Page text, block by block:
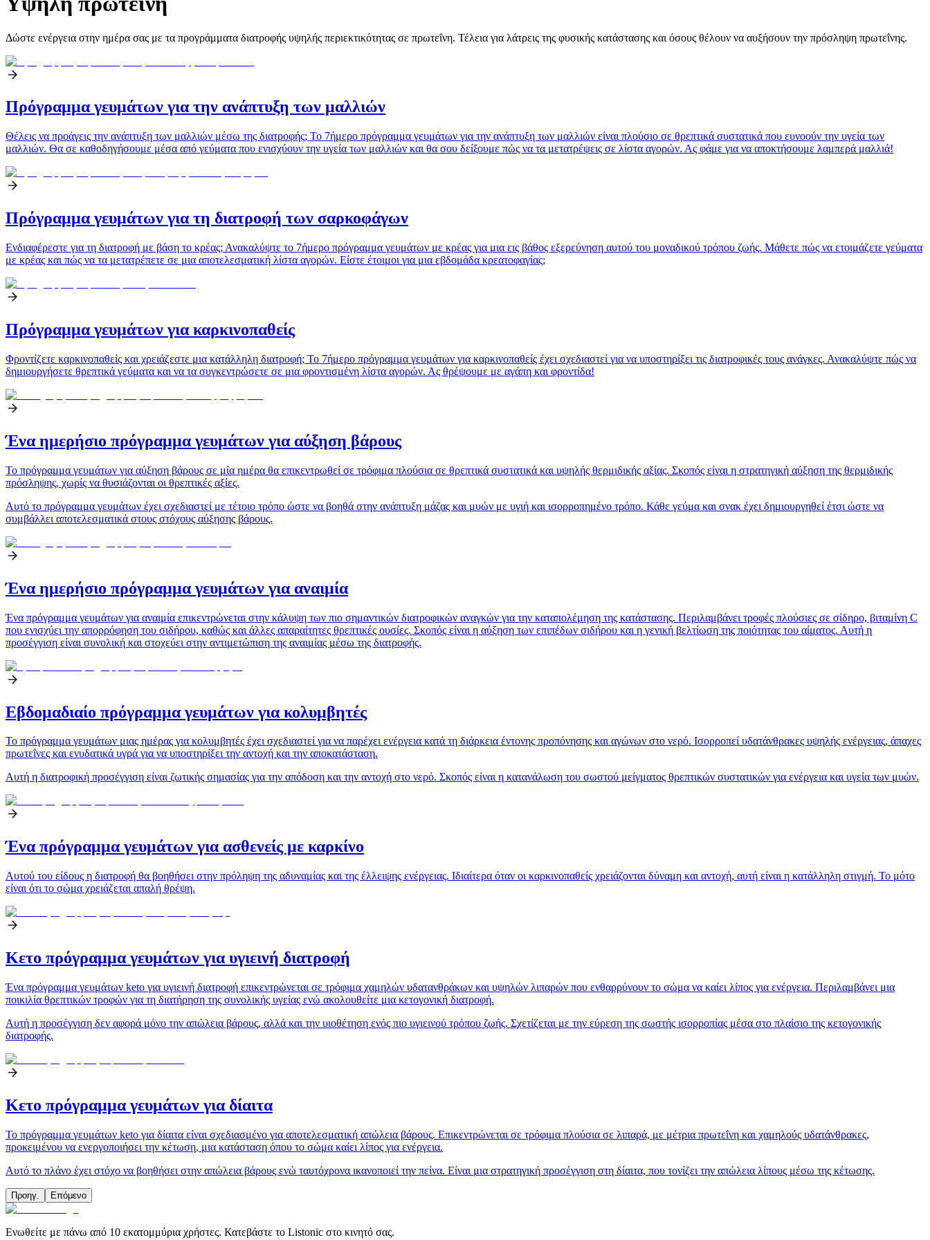
Δώστε ενέργεια στην ημέρα σας με τα προγράμματα διατροφής υψηλής περιεκτικότητας σε πρωτεΐνη. Τέλεια για λάτρεις της φυσικής κατάστασης και όσους θέλουν να αυξήσουν την πρόσληψη πρωτεΐνης.
Πρόγραμμα γευμάτων για την ανάπτυξη των μαλλιών
Θέλεις να προάγεις την ανάπτυξη των μαλλιών μέσω της διατροφής; Το 7ήμερο πρόγραμμα γευμάτων για την ανάπτυξη των μαλλιών είναι πλούσιο σε θρεπτικά συστατικά που ευνοούν την υγεία των
μαλλιών. Θα σε καθοδηγήσουμε μέσα από γεύματα που ενισχύουν την υγεία των μαλλιών και θα σου δείξουμε πώς να τα μετατρέψεις σε λίστα αγορών. Ας φάμε για να αποκτήσουμε λαμπερά μαλλιά!
Πρόγραμμα γευμάτων για τη διατροφή των σαρκοφάγων
Ενδιαφέρεστε για τη διατροφή με βάση το κρέας; Ανακαλύψτε το 7ήμερο πρόγραμμα γευμάτων με κρέας για μια εις βάθος εξερεύνηση αυτού του μοναδικού τρόπου ζωής. Μάθετε πώς να ετοιμάζετε γεύματα
με κρέας και πώς να τα μετατρέπετε σε μια αποτελεσματική λίστα αγορών. Είστε έτοιμοι για μια εβδομάδα κρεατοφαγίας;
Πρόγραμμα γευμάτων για καρκινοπαθείς
Φροντίζετε καρκινοπαθείς και χρειάζεστε μια κατάλληλη διατροφή; Το 7ήμερο πρόγραμμα γευμάτων για καρκινοπαθείς έχει σχεδιαστεί για να υποστηρίξει τις διατροφικές τους ανάγκες. Ανακαλύψτε πώς να
δημιουργήσετε θρεπτικά γεύματα και να τα συγκεντρώσετε σε μια φροντισμένη λίστα αγορών. Ας θρέψουμε με αγάπη και φροντίδα!
Ένα ημερήσιο πρόγραμμα γευμάτων για αύξηση βάρους
Το πρόγραμμα γευμάτων για αύξηση βάρους σε μία ημέρα θα επικεντρωθεί σε τρόφιμα πλούσια σε θρεπτικά συστατικά και υψηλής θερμιδικής αξίας. Σκοπός είναι η στρατηγική αύξηση της θερμιδικής
πρόσληψης, χωρίς να θυσιάζονται οι θρεπτικές αξίες.
Αυτό το πρόγραμμα γευμάτων έχει σχεδιαστεί με τέτοιο τρόπο ώστε να βοηθά στην ανάπτυξη μάζας και μυών με υγιή και ισορροπημένο τρόπο. Κάθε γεύμα και σνακ έχει δημιουργηθεί έτσι ώστε να
συμβάλλει αποτελεσματικά στους στόχους αύξησης βάρους.
Ένα ημερήσιο πρόγραμμα γευμάτων για αναιμία
Ένα πρόγραμμα γευμάτων για αναιμία επικεντρώνεται στην κάλυψη των πιο σημαντικών διατροφικών αναγκών για την καταπολέμηση της κατάστασης. Περιλαμβάνει τροφές πλούσιες σε σίδηρο, βιταμίνη C
που ενισχύει την απορρόφηση του σιδήρου, καθώς και άλλες απαραίτητες θρεπτικές ουσίες. Σκοπός είναι η αύξηση των επιπέδων σιδήρου και η γενική βελτίωση της ποιότητας του αίματος. Αυτή η
προσέγγιση είναι συνολική και στοχεύει στην αντιμετώπιση της αναιμίας μέσω της διατροφής.
Εβδομαδιαίο πρόγραμμα γευμάτων για κολυμβητές
Το πρόγραμμα γευμάτων μιας ημέρας για κολυμβητές έχει σχεδιαστεί για να παρέχει ενέργεια κατά τη διάρκεια έντονης προπόνησης και αγώνων στο νερό. Ισορροπεί υδατάνθρακες υψηλής ενέργειας, άπαχες
πρωτεΐνες και ενυδατικά υγρά για να υποστηρίξει την αντοχή και την αποκατάσταση.
Αυτή η διατροφική προσέγγιση είναι ζωτικής σημασίας για την απόδοση και την αντοχή στο νερό. Σκοπός είναι η κατανάλωση του σωστού μείγματος θρεπτικών συστατικών για ενέργεια και υγεία των μυών.
Ένα πρόγραμμα γευμάτων για ασθενείς με καρκίνο
Αυτού του είδους η διατροφή θα βοηθήσει στην πρόληψη της αδυναμίας και της έλλειψης ενέργειας. Ιδιαίτερα όταν οι καρκινοπαθείς χρειάζονται δύναμη και αντοχή, αυτή είναι η κατάλληλη στιγμή. Το μότο
είναι ότι το σώμα χρειάζεται απαλή θρέψη.
Κετο πρόγραμμα γευμάτων για υγιεινή διατροφή
Ένα πρόγραμμα γευμάτων keto για υγιεινή διατροφή επικεντρώνεται σε τρόφιμα χαμηλών υδατανθράκων και υψηλών λιπαρών που ενθαρρύνουν το σώμα να καίει λίπος για ενέργεια. Περιλαμβάνει μια
ποικιλία θρεπτικών τροφών για τη διατήρηση της συνολικής υγείας ενώ ακολουθείτε μια κετογονική διατροφή.
Αυτή η προσέγγιση δεν αφορά μόνο την απώλεια βάρους, αλλά και την υιοθέτηση ενός πιο υγιεινού τρόπου ζωής. Σχετίζεται με την εύρεση της σωστής ισορροπίας μέσα στο πλαίσιο της κετογονικής
διατροφής.
Κετο πρόγραμμα γευμάτων για δίαιτα
Το πρόγραμμα γευμάτων keto για δίαιτα είναι σχεδιασμένο για αποτελεσματική απώλεια βάρους. Επικεντρώνεται σε τρόφιμα πλούσια σε λιπαρά, με μέτρια πρωτεΐνη και χαμηλούς υδατάνθρακες,
προκειμένου να ενεργοποιήσει την κέτωση, μια κατάσταση όπου το σώμα καίει λίπος για ενέργεια.
Αυτό το πλάνο έχει στόχο να βοηθήσει στην απώλεια βάρους ενώ ταυτόχρονα ικανοποιεί την πείνα. Είναι μια στρατηγική προσέγγιση στη δίαιτα, που τονίζει την απώλεια λίπους μέσω της κέτωσης.
Προηγ. Επόμενο
Ενωθείτε με πάνω από 10 εκατομμύρια χρήστες. Κατεβάστε το Listonic στο κινητό σας.